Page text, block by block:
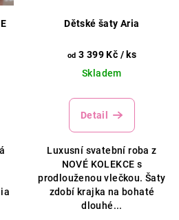
Dětské šaty Aria
od 3 399 Kč / ks
Skladem
Detail
Luxusní svatební roba z
NOVÉ KOLEKCE s
prodlouženou vlečkou. Šaty
zdobí krajka na bohaté
dlouhé...